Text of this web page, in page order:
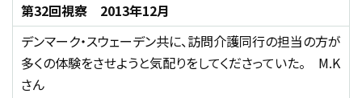
第32回視察 2013年12月
デンマーク・スウェーデン共に、訪問介護同行の担当の方が
多くの体験をさせようと気配りをしてくださっていた。 M.K
さん